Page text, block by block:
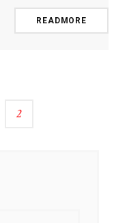
READMORE
2